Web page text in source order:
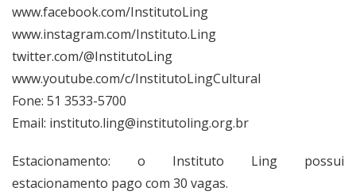
www.facebook.com/InstitutoLing
www.instagram.com/Instituto.Ling
twitter.com/@InstitutoLing
www.youtube.com/c/InstitutoLingCultural
Fone: 51 3533-5700
Email: instituto.ling@institutoling.org.br
Estacionamento: o Instituto Ling possui
estacionamento pago com 30 vagas.